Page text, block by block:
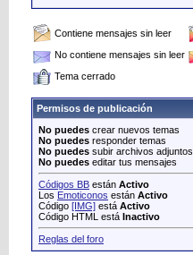
Contiene mensajes sin leer
No contiene mensajes sin leer
Tema cerrado
Permisos de publicación
No puedes crear nuevos temas
No puedes responder temas
No puedes subir archivos adjuntos
No puedes editar tus mensajes
Códigos BB están Activo
Los Emoticonos están Activo
Código [IMG] está Activo
Código HTML está Inactivo
Reglas del foro